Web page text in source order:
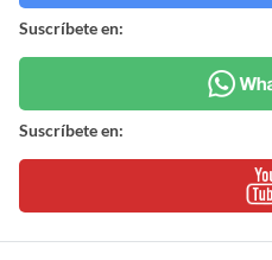
Suscríbete en:
Suscríbete en: